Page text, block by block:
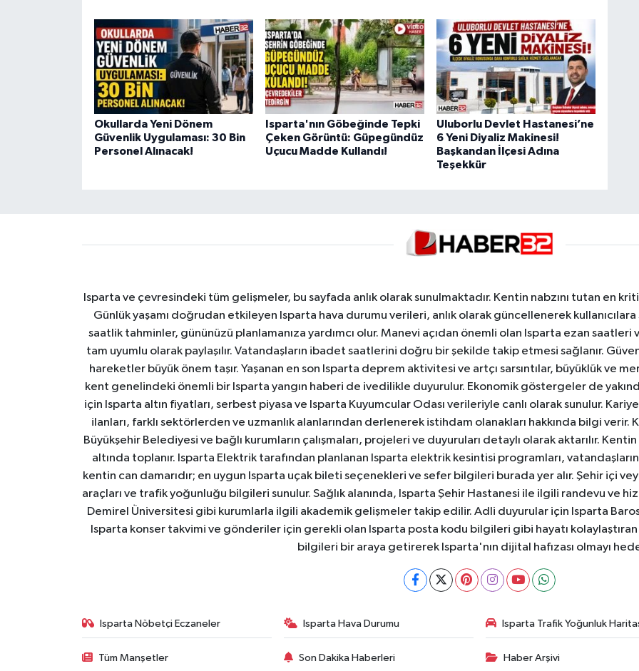
Okullarda Yeni Dönem
Güvenlik Uygulaması: 30 Bin
Personel Alınacak!
Isparta'nın Göbeğinde Tepki
Çeken Görüntü: Güpegündüz
Uçucu Madde Kullandı!
Uluborlu Devlet Hastanesi’ne
6 Yeni Diyaliz Makinesi!
Başkandan İlçesi Adına
Teşekkür
Isparta ve çevresindeki tüm gelişmeler, bu sayfada anlık olarak sunulmaktadır. Kentin nabzını tutan en
Günlük yaşamı doğrudan etkileyen Isparta hava durumu verileri, anlık olarak güncellenerek
saatlik tahminler, gününüzü planlamanıza yardımcı olur. Manevi açıdan önemli olan Isparta ezan
tam uyumlu olarak paylaşılır. Vatandaşların ibadet saatlerini doğru bir şekilde takip etmesi sağlanır.
hareketler büyük önem taşır. Yaşanan en son Isparta deprem aktivitesi ve artçı sarsıntılar, büyüklük ve
kent genelindeki önemli bir Isparta yangın haberi de ivedilikle duyurulur. Ekonomik göstergeler de
için Isparta altın fiyatları, serbest piyasa ve Isparta Kuyumcular Odası verileriyle canlı olarak sunulur.
ilanları, farklı sektörlerden ve uzmanlık alanlarından derlenerek istihdam olanakları hakkında bilgi verir.
Büyükşehir Belediyesi ve bağlı kurumların çalışmaları, projeleri ve duyuruları detaylı olarak aktarılır.
altında toplanır. Isparta Elektrik tarafından planlanan Isparta elektrik kesintisi programları,
kentin can damarıdır; en uygun Isparta uçak bileti seçenekleri ve sefer bilgileri burada yer alır. Şehir içi
araçları ve trafik yoğunluğu bilgileri sunulur. Sağlık alanında, Isparta Şehir Hastanesi ile ilgili randevu ve
Demirel Üniversitesi gibi kurumlarla ilgili akademik gelişmeler takip edilir. Adli duyurular için Isparta
Isparta konser takvimi ve gönderiler için gerekli olan Isparta posta kodu bilgileri gibi hayatı
bilgileri bir araya getirerek Isparta'nın dijital hafızası olmayı
Isparta Nöbetçi Eczaneler Isparta Hava Durumu Isparta Trafik Yoğunluk
Tüm Manşetler Son Dakika Haberleri Haber Arşivi